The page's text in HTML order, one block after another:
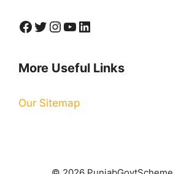
Facebook
Twitter
Instagram
YouTube
LinkedIn
More Useful Links
Our Sitemap